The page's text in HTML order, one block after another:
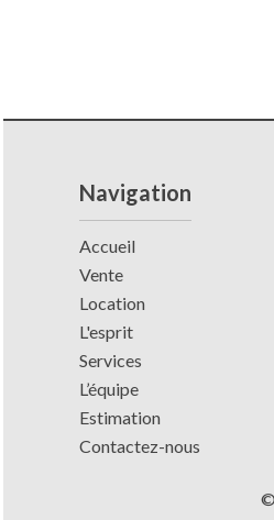
Navigation
Accueil
Vente
Location
L'esprit
Services
L’équipe
Estimation
Contactez-nous